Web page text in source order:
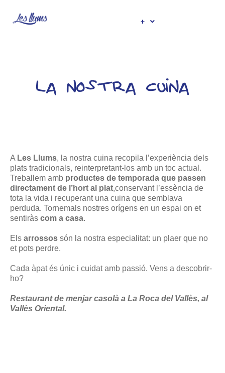
+
LA NOSTRA CUINA
A Les Llums, la nostra cuina recopila l’experiència dels
plats tradicionals, reinterpretant-los amb un toc actual.
Treballem amb productes de temporada que passen
directament de l’hort al plat,conservant l’essència de
tota la vida i recuperant una cuina que semblava
perduda. Tornemals nostres orígens en un espai on et
sentiràs com a casa.
Els arrossos són la nostra especialitat: un plaer que no
et pots perdre.
Cada àpat és únic i cuidat amb passió. Vens a descobrir-
ho?
Restaurant de menjar casolà a La Roca del Vallès, al
Vallès Oriental.